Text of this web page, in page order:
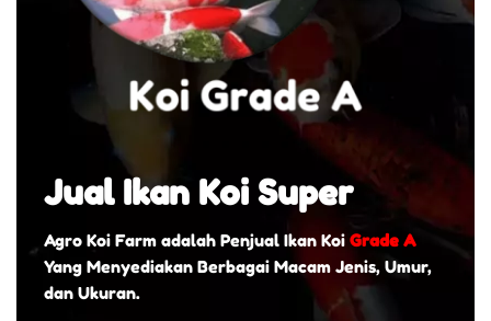
Jual Ikan Koi Super
Agro Koi Farm adalah Penjual Ikan Koi Grade A
Yang Menyediakan Berbagai Macam Jenis, Umur,
dan Ukuran.